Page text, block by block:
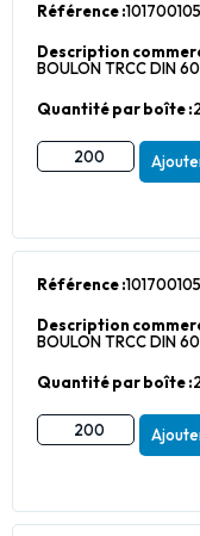
Référence :
Description
BOULON TRCC DIN
Quantité par boîte :
Référence :
Description
BOULON TRCC DIN
Quantité par boîte :